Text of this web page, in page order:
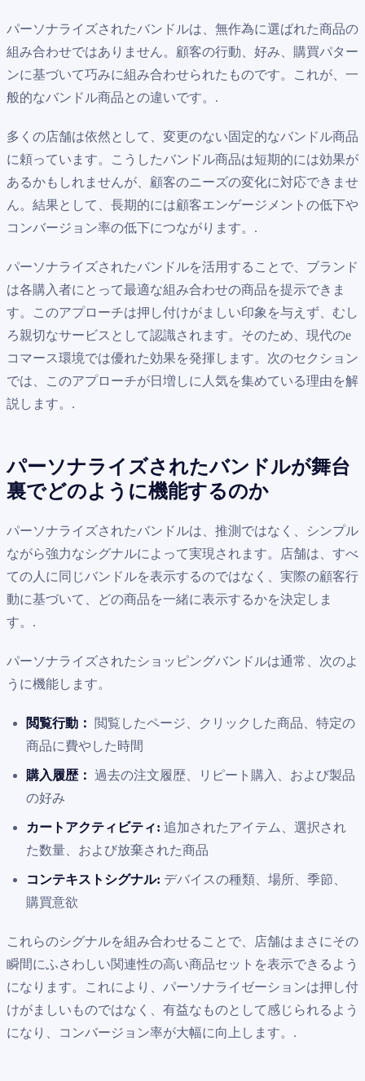
パーソナライズされたバンドルは、無作為に選ばれた商品の
組み合わせではありません。顧客の行動、好み、購買パター
ンに基づいて巧みに組み合わせられたものです。これが、一
般的なバンドル商品との違いです。.
多くの店舗は依然として、変更のない固定的なバンドル商品
に頼っています。こうしたバンドル商品は短期的には効果が
あるかもしれませんが、顧客のニーズの変化に対応できませ
ん。結果として、長期的には顧客エンゲージメントの低下や
コンバージョン率の低下につながります。.
パーソナライズされたバンドルを活用することで、ブランド
は各購入者にとって最適な組み合わせの商品を提示できま
す。このアプローチは押し付けがましい印象を与えず、むし
ろ親切なサービスとして認識されます。そのため、現代のe
コマース環境では優れた効果を発揮します。次のセクション
では、このアプローチが日増しに人気を集めている理由を解
説します。.
パーソナライズされたバンドルが舞台
裏でどのように機能するのか
パーソナライズされたバンドルは、推測ではなく、シンプル
ながら強力なシグナルによって実現されます。店舗は、すべ
ての人に同じバンドルを表示するのではなく、実際の顧客行
動に基づいて、どの商品を一緒に表示するかを決定しま
す。.
パーソナライズされたショッピングバンドルは通常、次のよ
うに機能します。
閲覧行動：
閲覧したページ、クリックした商品、特定の
商品に費やした時間
購入履歴： 過去の注文履歴、リピート購入、および製品
の好み
カートアクティビティ: 追加されたアイテム、選択され
た数量、および放棄された商品
コンテキストシグナル: デバイスの種類、場所、季節、
購買意欲
これらのシグナルを組み合わせることで、店舗はまさにその
瞬間にふさわしい関連性の高い商品セットを表示できるよう
になります。これにより、パーソナライゼーションは押し付
けがましいものではなく、有益なものとして感じられるよう
になり、コンバージョン率が大幅に向上します。.